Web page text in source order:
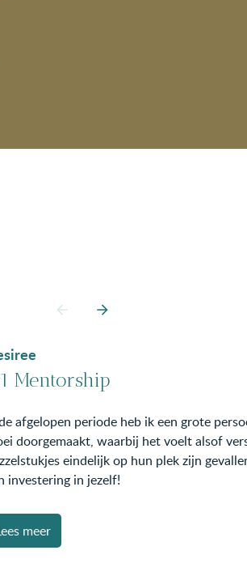
Mentorship
afgelopen periode heb ik een grote
doorgemaakt, waarbij het voelt alsof
eindelijk op hun plek zijn
investering in jezelf!
meer